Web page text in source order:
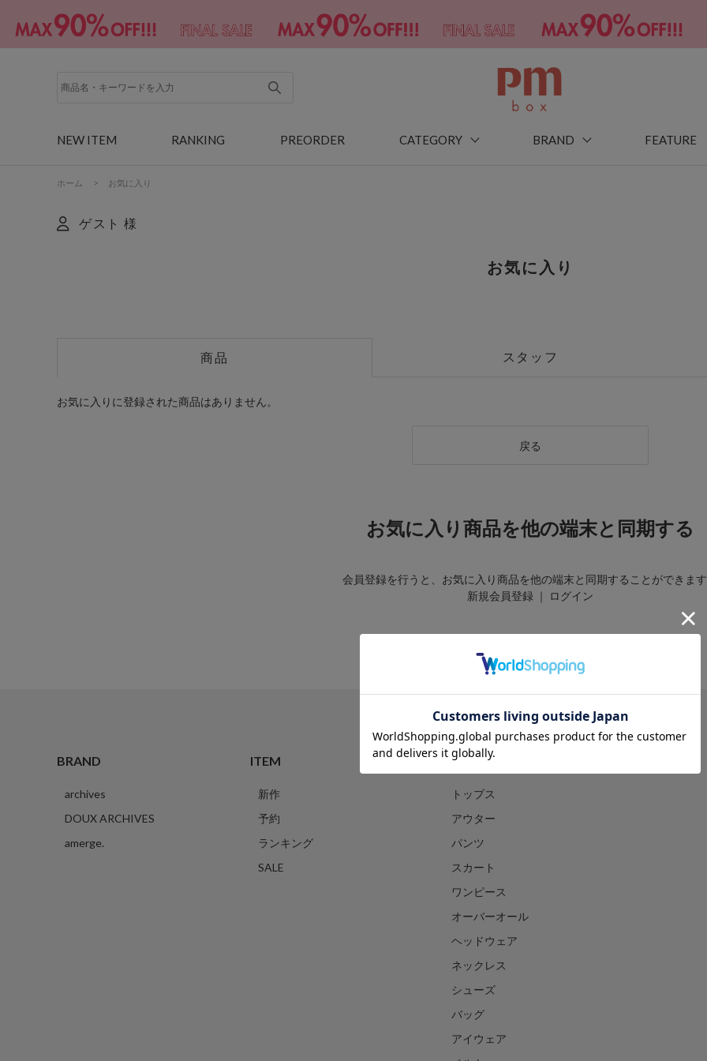
NEW ITEM RANKING PREORDER CATEGORY BRAND FEATURE
ホーム > お気に入り
ゲスト 様
お気に入り
商品 スタッフ
お気に入りに登録された商品はありません。
戻る
お気に入り商品を他の端末と同期する
会員登録を行うと、お気に入り商品を他の端末と同期することができます
新規会員登録 ｜ ログイン
BRAND
archives
DOUX ARCHIVES
amerge.
ITEM
新作
予約
ランキング
SALE
CATEGORY
トップス
アウター
パンツ
スカート
ワンピース
オーバーオール
ヘッドウェア
ネックレス
シューズ
バッグ
アイウェア